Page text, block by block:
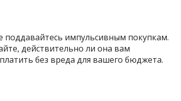
поддавайтесь импульсивным покупкам.
действительно ли она вам
без вреда для вашего бюджета.